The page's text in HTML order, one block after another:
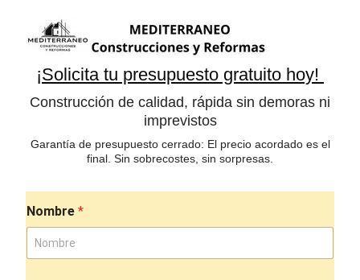
¡Solicita tu presupuesto gratuito hoy!
Construcción de calidad, rápida sin demoras ni
imprevistos
Garantía de presupuesto cerrado: El precio acordado es el
final. Sin sobrecostes, sin sorpresas.
Nombre*